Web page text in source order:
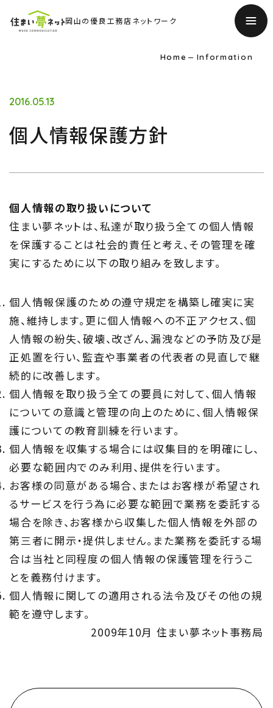
岡山の優良工務店ネットワーク
TOP
About
Concept
ウッド・コミュ二ケーション
Philosophy
私たちの目指す家づくり
Members
住まい夢ネット加盟工務店
Project
私たちの取り組み
Information
家づくりに役立つ情報
Maintenance
家のメンテナンス
mado
Home Information
2016.05.13
個人情報保護方針
個人情報の取り扱いについて
住まい夢ネットは、私達が取り扱う全ての個人情報
を保護することは社会的責任と考え、その管理を確
実にするために以下の取り組みを致します。
個人情報保護のための遵守規定を構築し確実に実
施、維持します。更に個人情報への不正アクセス、個
人情報の紛失、破壊、改ざん、漏洩などの予防及び是
正処置を行い、監査や事業者の代表者の見直しで継
続的に改善します。
個人情報を取り扱う全ての要員に対して、個人情報
についての意識と管理の向上のために、個人情報保
護についての教育訓練を行います。
個人情報を収集する場合には収集目的を明確にし、
必要な範囲内でのみ利用、提供を行います。
お客様の同意がある場合、またはお客様が希望され
るサービスを行う為に必要な範囲で業務を委託する
場合を除き、お客様から収集した個人情報を外部の
第三者に開示・提供しません。また業務を委託する場
合は当社と同程度の個人情報の保護管理を行うこ
とを義務付けます。
個人情報に関しての適用される法令及びその他の規
範を遵守します。
2009年10月 住まい夢ネット事務局